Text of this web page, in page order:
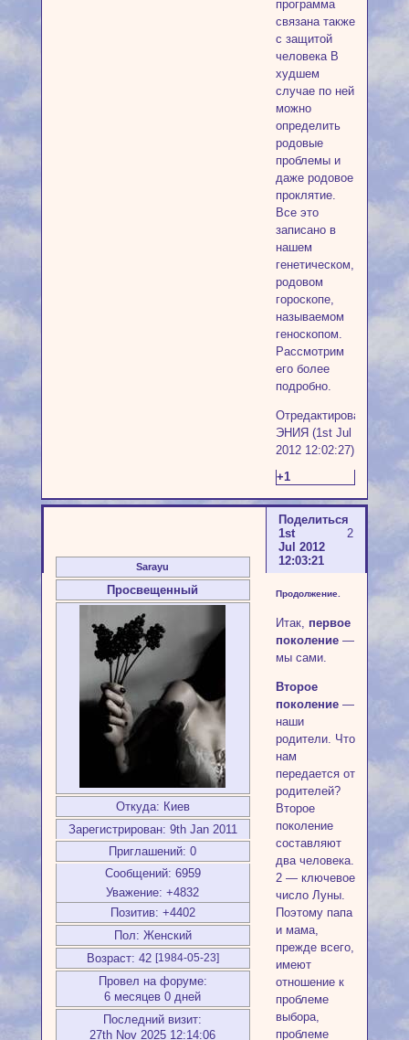
программа
связана также
с защитой
человека В
худшем
случае по ней
можно
определить
родовые
проблемы и
даже родовое
проклятие.
Все это
записано в
нашем
генетическом,
родовом
гороскопе,
называемом
геноскопом.
Рассмотрим
его более
подробно.
Отредактировано
ЭНИЯ (1st Jul
2012 12:02:27)
+1
Поделиться
2
1st
Jul 2012
12:03:21
Sarayu
Просвещенный
Откуда: Киев
Зарегистрирован: 9th Jan 2011
Приглашений: 0
Сообщений: 6959
Уважение: +4832
Позитив: +4402
Пол: Женский
Возраст: 42 [1984-05-23]
Провел на форуме:
6 месяцев 0 дней
Последний визит:
27th Nov 2025 12:14:06
Продолжение.
Итак, первое
поколение—
мы сами.
Второе
поколение—
наши
родители. Что
нам
передается от
родителей?
Второе
поколение
составляют
два человека.
2 — ключевое
число Луны.
Поэтому папа
и мама,
прежде всего,
имеют
отношение к
проблеме
выбора,
проблеме